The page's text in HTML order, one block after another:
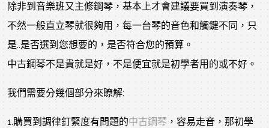
除非到音樂班又主修鋼琴，基本上才會建議要買到演奏琴，
不然一般直立琴就很夠用，每一台琴的音色和觸鍵不同，只
是..是否選到您想要的，是否符合您的預算。
中古鋼琴不是貴就是好，不是便宜就是初學者用的或不好。
我們需要分幾個部分來瞭解:
1.購買到調律釘緊度有問題的中古鋼琴，容易走音，那初學